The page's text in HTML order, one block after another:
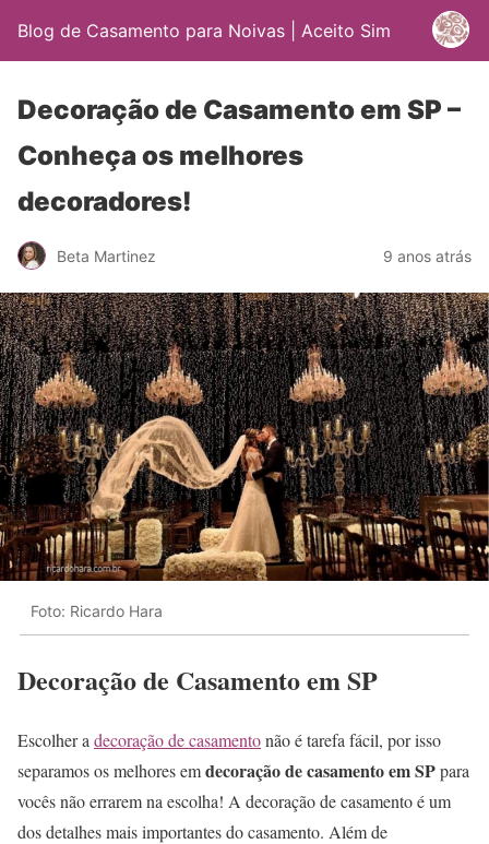
Blog de Casamento para Noivas | Aceito Sim
Decoração de Casamento em SP –
Conheça os melhores
decoradores!
Beta Martinez 9 anos atrás
Foto: Ricardo Hara
Decoração de Casamento em SP
Escolher a decoração de casamentonão é tarefa fácil, por isso
separamos os melhores emdecoração de casamento em SPpara
vocês não errarem na escolha! A decoração de casamento é um
dos detalhes mais importantes do casamento. Além de